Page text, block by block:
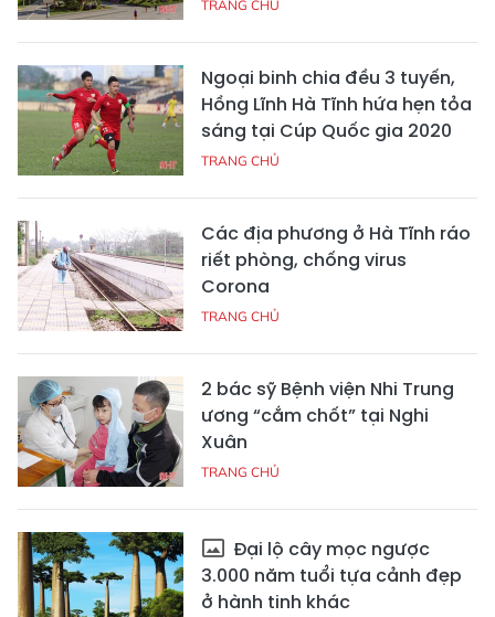
TRANG CHỦ
Ngoại binh chia đều 3 tuyến,
Hồng Lĩnh Hà Tĩnh hứa hẹn tỏa
sáng tại Cúp Quốc gia 2020
TRANG CHỦ
Các địa phương ở Hà Tĩnh ráo
riết phòng, chống virus
Corona
TRANG CHỦ
2 bác sỹ Bệnh viện Nhi Trung
ương “cắm chốt” tại Nghi
Xuân
TRANG CHỦ
Đại lộ cây mọc ngược
3.000 năm tuổi tựa cảnh đẹp
ở hành tinh khác